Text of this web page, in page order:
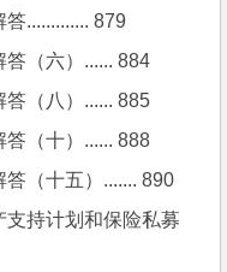
............. 879
（六）...... 884
（八）...... 885
（十）...... 888
（十五）....... 890
持计划和保险私募